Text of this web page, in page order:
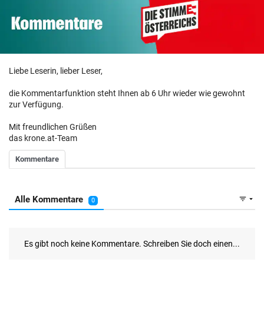
Liebe Leserin, lieber Leser,
die Kommentarfunktion steht Ihnen ab 6 Uhr wieder wie gewohnt
zur Verfügung.
Mit freundlichen Grüßen
das krone.at-Team